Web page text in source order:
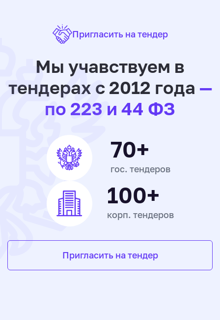
Пригласить на тендер
Мы учавствуем в
тендерах с 2012 года —
по 223 и 44 ФЗ
Пригласить на тендер
70+
гос. тендеров
100+
корп. тендеров